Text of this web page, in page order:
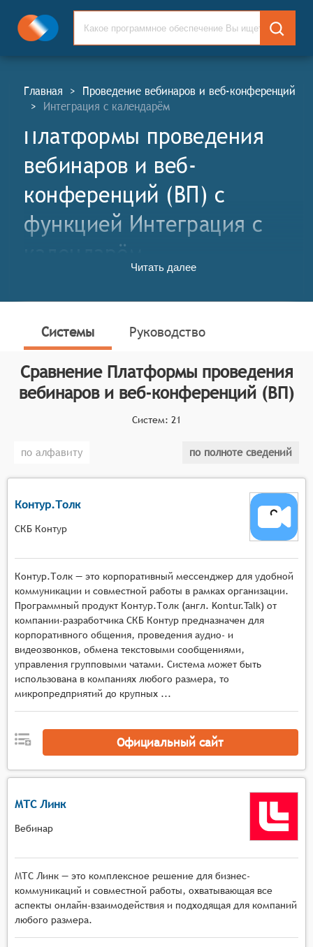
Главная > Проведение вебинаров и веб-конференций
> Интеграция с календарём
Платформы проведения
вебинаров и веб-
конференций (ВП) c
функцией Интеграция с
календарём
онлайн-сервисы, предназначенные для организации
и проведения вебинаров, веб-конференций, онлайн-
тренингов, онлайн-презентаций, онлайн-обучения и
онлайн-встреч. Данные платформы функционируют
на основе программного обеспечения, которое
режиме реального времени.
для систем. Для того, чтобы быть представленными
на рынке платформ проведения вебинаров и веб-
конференций, системы должны иметь следующие
Масштабируемая видеотрансляция с
поддержкой высокой нагрузки, возможностью
подключения тысяч участников одновременно,
адаптивным качеством потока в зависимости от
условий сети и автоматическим
переключением режимов отображения,
Мультимедийная среда с инструментами
демонстрации экрана, работы с виртуальными
досками, показа презентаций и документов, а
также поддержкой различных форматов
мультимедийного контента в реальном
опросов, голосований, тестов, сессиями
организации групповых дискуссий и
нескольких ведущих и модераторов,
возможностью переключения между
спикерами, управления доступом к функциям и
Читать далее
Системы Руководство
Сравнение Платформы проведения
вебинаров и веб-конференций (ВП)
Систем: 21
по алфавиту по полноте сведений
Контур.Толк
СКБ Контур
Контур.Толк — это корпоративный мессенджер для удобной
коммуникации и совместной работы в рамках организации.
Программный продукт Контур.Толк (англ. Kontur.Talk) от
компании-разработчика СКБ Контур предназначен для
корпоративного общения, проведения аудио- и
видеозвонков, обмена текстовыми сообщениями,
управления групповыми чатами. Система может быть
использована в компаниях любого размера, то
микропредприятий до крупных ...
Официальный сайт
МТС Линк
Вебинар
МТС Линк — это комплексное решение для бизнес-
коммуникаций и совместной работы, охватывающая все
аспекты онлайн-взаимодействия и подходящая для компаний
любого размера.